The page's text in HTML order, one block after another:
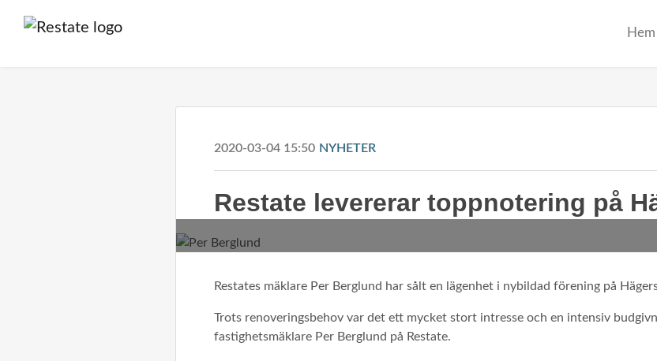
Hem
2020-03-04 15:50 NYHETER
Restate levererar toppnotering på
Restates mäklare Per Berglund har sålt en lägenhet i nybildad förening på
Trots renoveringsbehov var det ett mycket stort intresse och en intensiv
fastighetsmäklare Per Berglund på Restate.